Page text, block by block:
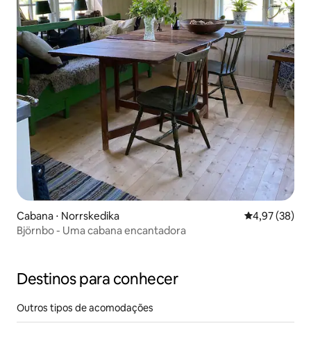
Cabana ⋅ Norrskedika 4,97 de uma
4,97 (38)
Björnbo - Uma cabana encantadora
Destinos para conhecer
Outros tipos de acomodações